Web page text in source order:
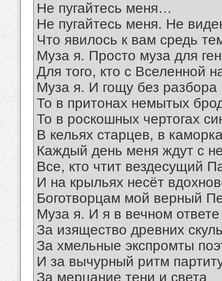
Не пугайтесь меня…
Не пугайтесь меня. Не
Что явилось к вам средь
Муза я. Просто муза для
Для того, кто с Вселенной
Муза я. И гощу без разбора
То в притонах немытых
То в роскошных чертогах
В кельях старцев, в
Каждый день меня ждут с
Все, кто чтит вездесущий
И на крыльях несёт
Боготворцам мой верный
Муза я. И я в вечном ответе
За изящество древних
За хмельные экспромты
И за вычурный ритм
За мерцание тени и света